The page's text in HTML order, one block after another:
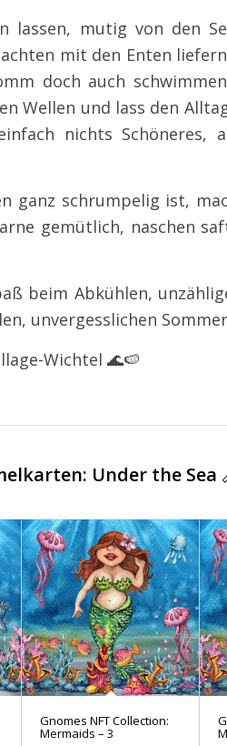
mutig von den
mit den Enten
doch auch
Wellen und lass den
nichts Schöneres,
ganz schrumpelig ist,
gemütlich, naschen
beim Abkühlen,
unvergesslichen
Wichtel 🌊🍉
Under the Sea
Gnomes NFT Collection:
Mermaids – 3